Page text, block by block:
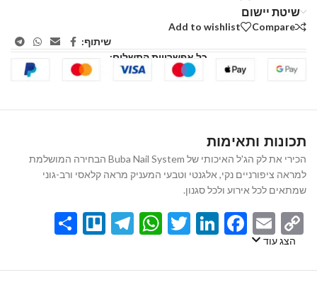
שיטת יישום
Compare
Add to wishlist
שיתוף:
כל אפשרויות התשלום:
תכונות ותאימות
הכירי את לק הג'ל האיכותי של Buba Nail System הבחירה המושלמת
למראה ציפורניים נקי, אלגנטי וטבעי המעניק מראה קלאסי ורב-גוני
שמתאים לכל אירוע ולכל סגנון.
Copy
Link
Email
Facebook
LinkedIn
Twitter
WhatsApp
Telegram
Trello
הצג עוד